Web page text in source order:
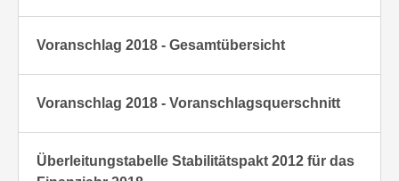
Voranschlag 2018 - Gesamtübersicht
Voranschlag 2018 - Voranschlagsquerschnitt
Überleitungstabelle Stabilitätspakt 2012 für das